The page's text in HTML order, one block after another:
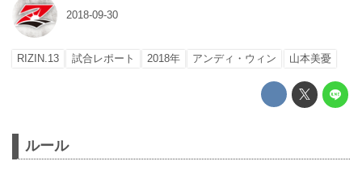
2018-09-30
RIZIN.13 試合レポート 2018年 アンディ・ウィン 山本美憂
ルール